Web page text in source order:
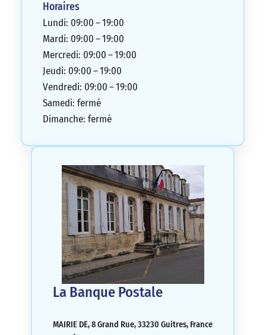
Horaires
Lundi: 09:00 – 19:00
Mardi: 09:00 – 19:00
Mercredi: 09:00 – 19:00
Jeudi: 09:00 – 19:00
Vendredi: 09:00 – 19:00
Samedi: fermé
Dimanche: fermé
La Banque Postale
MAIRIE DE, 8 Grand Rue, 33230 Guitres, France